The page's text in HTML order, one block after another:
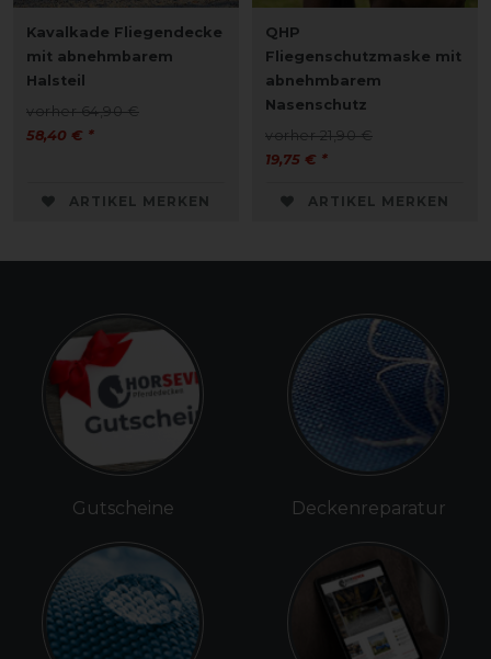
Kavalkade Fliegendecke
mit abnehmbarem
Halsteil
vorher 64,90 €
58,40 € *
ARTIKEL MERKEN
QHP
Fliegenschutzmaske mit
abnehmbarem
Nasenschutz
vorher 21,90 €
19,75 € *
ARTIKEL MERKEN
Gutscheine Deckenreparatur